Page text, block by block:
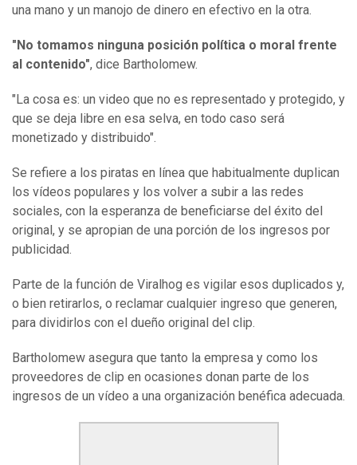
una mano y un manojo de dinero en efectivo en la otra.
"No tomamos ninguna posición política o moral frente
al contenido", dice Bartholomew.
"La cosa es: un video que no es representado y protegido, y
que se deja libre en esa selva, en todo caso será
monetizado y distribuido".
Se refiere a los piratas en línea que habitualmente duplican
los vídeos populares y los volver a subir a las redes
sociales, con la esperanza de beneficiarse del éxito del
original, y se apropian de una porción de los ingresos por
publicidad.
Parte de la función de Viralhog es vigilar esos duplicados y,
o bien retirarlos, o reclamar cualquier ingreso que generen,
para dividirlos con el dueño original del clip.
Bartholomew asegura que tanto la empresa y como los
proveedores de clip en ocasiones donan parte de los
ingresos de un vídeo a una organización benéfica adecuada.